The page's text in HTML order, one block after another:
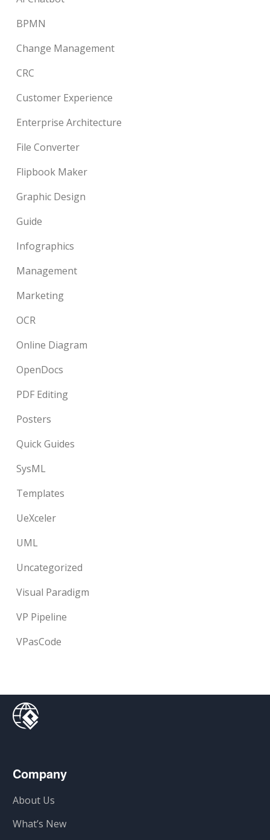
BPMN
Change Management
CRC
Customer Experience
Enterprise Architecture
File Converter
Flipbook Maker
Graphic Design
Guide
Infographics
Management
Marketing
OCR
Online Diagram
OpenDocs
PDF Editing
Posters
Quick Guides
SysML
Templates
UeXceler
UML
Uncategorized
Visual Paradigm
VP Pipeline
VPasCode
Company
About Us
What’s New